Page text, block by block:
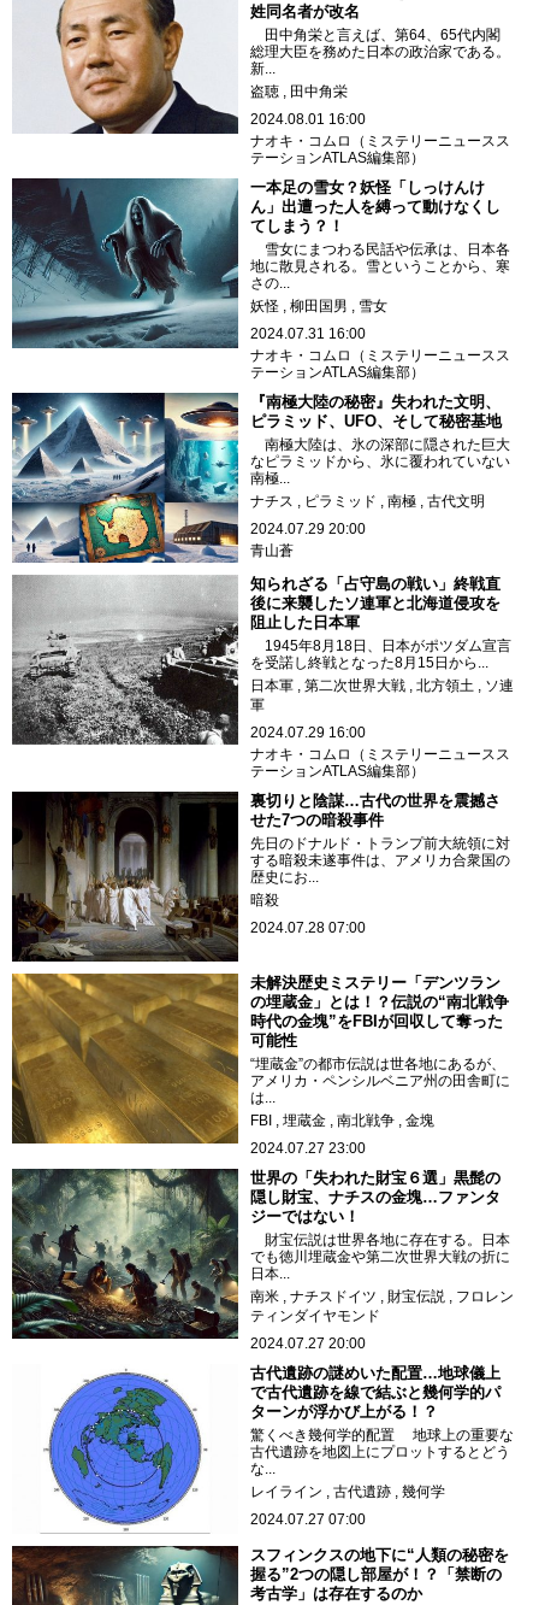
姓同名者が改名
田中角栄と言えば、第64、65代内閣
総理大臣を務めた日本の政治家である。
新...
盗聴
田中角栄
2024.08.01 16:00
ナオキ・コムロ（ミステリーニュースス
テーションATLAS編集部）
一本足の雪女？妖怪「しっけんけ
ん」出遭った人を縛って動けなくし
てしまう？！
雪女にまつわる民話や伝承は、日本各
地に散見される。雪ということから、寒
さの...
妖怪
柳田国男
雪女
2024.07.31 16:00
ナオキ・コムロ（ミステリーニュースス
テーションATLAS編集部）
『南極大陸の秘密』失われた文明、
ピラミッド、UFO、そして秘密基地
南極大陸は、氷の深部に隠された巨大
なピラミッドから、氷に覆われていない
南極...
ナチス
ピラミッド 南極
古代文明
2024.07.29 20:00
青山蒼
知られざる「占守島の戦い」終戦直
後に来襲したソ連軍と北海道侵攻を
阻止した日本軍
1945年8月18日、日本がポツダム宣言
を受諾し終戦となった8月15日から...
日本軍
第二次世界大戦 北方領土
ソ連
軍
2024.07.29 16:00
ナオキ・コムロ（ミステリーニュースス
テーションATLAS編集部）
裏切りと陰謀…古代の世界を震撼さ
せた7つの暗殺事件
先日のドナルド・トランプ前大統領に対
する暗殺未遂事件は、アメリカ合衆国の
歴史にお...
暗殺
2024.07.28 07:00
未解決歴史ミステリー「デンツラン
の埋蔵金」とは！？伝説の“南北戦争
時代の金塊”をFBIが回収して奪った
可能性
“埋蔵金”の都市伝説は世各地にあるが、
アメリカ・ペンシルベニア州の田舎町に
は...
FBI
埋蔵金 南北戦争
金塊
2024.07.27 23:00
世界の「失われた財宝６選」黒髭の
隠し財宝、ナチスの金塊…ファンタ
ジーではない！
財宝伝説は世界各地に存在する。日本
でも徳川埋蔵金や第二次世界大戦の折に
日本...
南米
ナチスドイツ 財宝伝説
フロレン
ティンダイヤモンド
2024.07.27 20:00
古代遺跡の謎めいた配置…地球儀上
で古代遺跡を線で結ぶと幾何学的パ
ターンが浮かび上がる！？
驚くべき幾何学的配置 地球上の重要な
古代遺跡を地図上にプロットするとどう
な...
レイライン
古代遺跡
幾何学
2024.07.27 07:00
スフィンクスの地下に“人類の秘密を
握る”2つの隠し部屋が！？「禁断の
考古学」は存在するのか